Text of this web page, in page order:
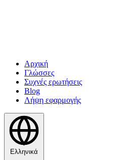
Αρχική
Γλώσσες
Συχνές ερωτήσεις
Blog
Λήψη εφαρμογής
Ελληνικά